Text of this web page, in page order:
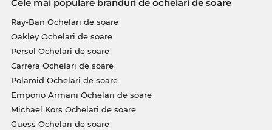
Cele mai populare branduri de ochelari de soare
Ray-Ban Ochelari de soare
Oakley Ochelari de soare
Persol Ochelari de soare
Carrera Ochelari de soare
Polaroid Ochelari de soare
Emporio Armani Ochelari de soare
Michael Kors Ochelari de soare
Guess Ochelari de soare